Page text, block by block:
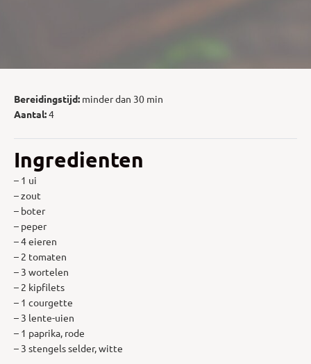
Bereidingstijd: minder dan 30 min
Aantal:4
Ingredienten
– 1 ui
– zout
– boter
– peper
– 4 eieren
– 2 tomaten
– 3 wortelen
– 2 kipfilets
– 1 courgette
– 3 lente-uien
– 1 paprika, rode
– 3 stengels selder, witte